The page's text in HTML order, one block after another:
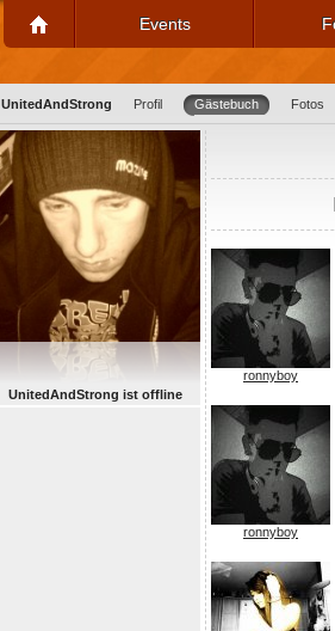
Events
UnitedAndStrong Profil Gästebuch Fotos
UnitedAndStrong ist offline
ronnyboy
ronnyboy